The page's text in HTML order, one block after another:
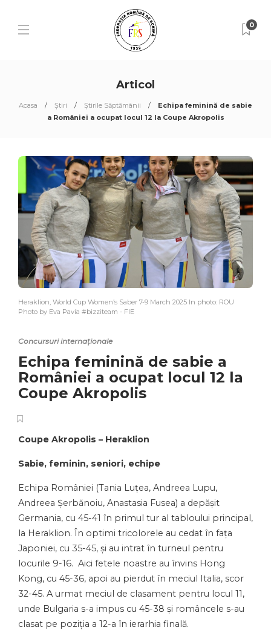
0
Articol
Acasa Știri Știrile Săptămânii
Echipa feminină de sabie
a României a ocupat locul 12 la Coupe Akropolis
Heraklion, World Cup Women’s Saber 7-9 March 2025 In photo: ROU
Photo by Eva Pavía #bizziteam - FIE
Concursuri internaționale
Echipa feminină de sabie a
României a ocupat locul 12 la
Coupe Akropolis
Coupe Akropolis – Heraklion
Sabie, feminin, seniori, echipe
Echipa României (Tania Luțea, Andreea Lupu,
Andreea Șerbănoiu, Anastasia Fusea) a depășit
Germania, cu 45-41 în primul tur al tabloului principal,
la Heraklion. În optimi tricolorele au cedat în fața
Japoniei, cu 35-45, și au intrat în turneul pentru
locurile 9-16. Aici fetele noastre au învins Hong
Kong, cu 45-36, apoi au pierdut în meciul Italia, scor
32-45. A urmat meciul de clasament pentru locul 11,
unde Bulgaria s-a impus cu 45-38 și româncele s-au
clasat pe poziția a 12-a în ierarhia finală.